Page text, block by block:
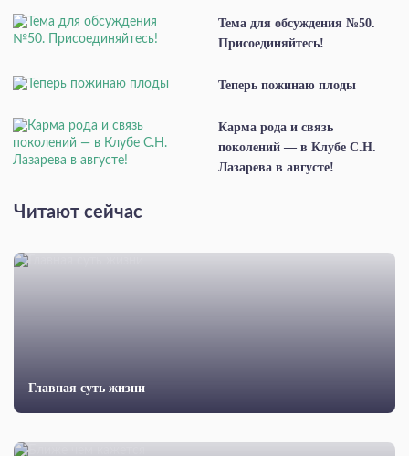
Тема для обсуждения №50.
Присоединяйтесь!
Теперь пожинаю плоды
Карма рода и связь
поколений — в Клубе С.Н.
Лазарева в августе!
Читают сейчас
Главная суть жизни